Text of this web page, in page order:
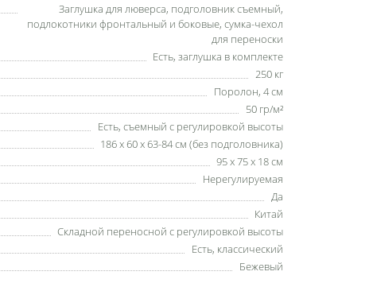
Заглушка для люверса, подголовник съемный,
подлокотники фронтальный и боковые, сумка-чехол
для переноски
Есть, заглушка в комплекте
250 кг
Поролон, 4 см
50 гр/м²
Есть, съемный с регулировкой высоты
186 х 60 х 63-84 см (без подголовника)
95 х 75 х 18 см
Нерегулируемая
Да
Китай
Складной переносной с регулировкой высоты
Есть, классический
Бежевый